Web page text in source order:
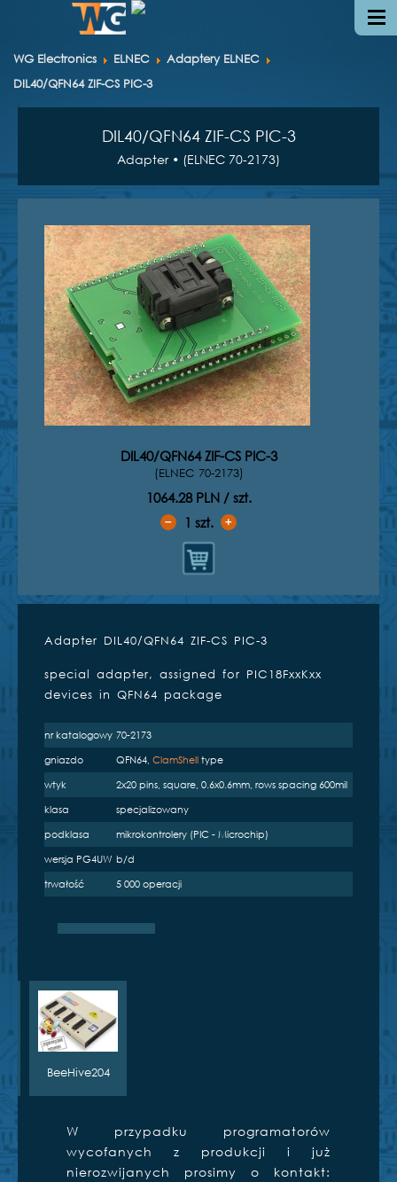
WG Electronics ELNEC
Adaptery ELNEC
DIL40/QFN64 ZIF-CS PIC-3
DIL40/QFN64 ZIF-CS PIC-3
Adapter • (ELNEC 70-2173)
DIL40/QFN64 ZIF-CS PIC-3
(ELNEC 70-2173)
1064.28 PLN / szt.
➕
1 szt.
➖
Adapter DIL40/QFN64 ZIF-CS PIC-3
special adapter, assigned for PIC18FxxKxx
devices in QFN64 package
nr katalogowy 70-2173
gniazdo
QFN64, ClamShelltype
wtyk
2x20 pins, square, 0.6x0.6mm, rows spacing 600mil
klasa
specjalizowany
podklasa
mikrokontrolery (PIC - Microchip)
wersja PG4UW b/d
trwałość
5 000 operacji
Kompatybilne programatory
inżynierskie
BeeProg2 BeeProg2C SmartProg2
BeeHive204
W przypadku programatorów
wycofanych z produkcji i już
nierozwijanych prosimy o kontakt: